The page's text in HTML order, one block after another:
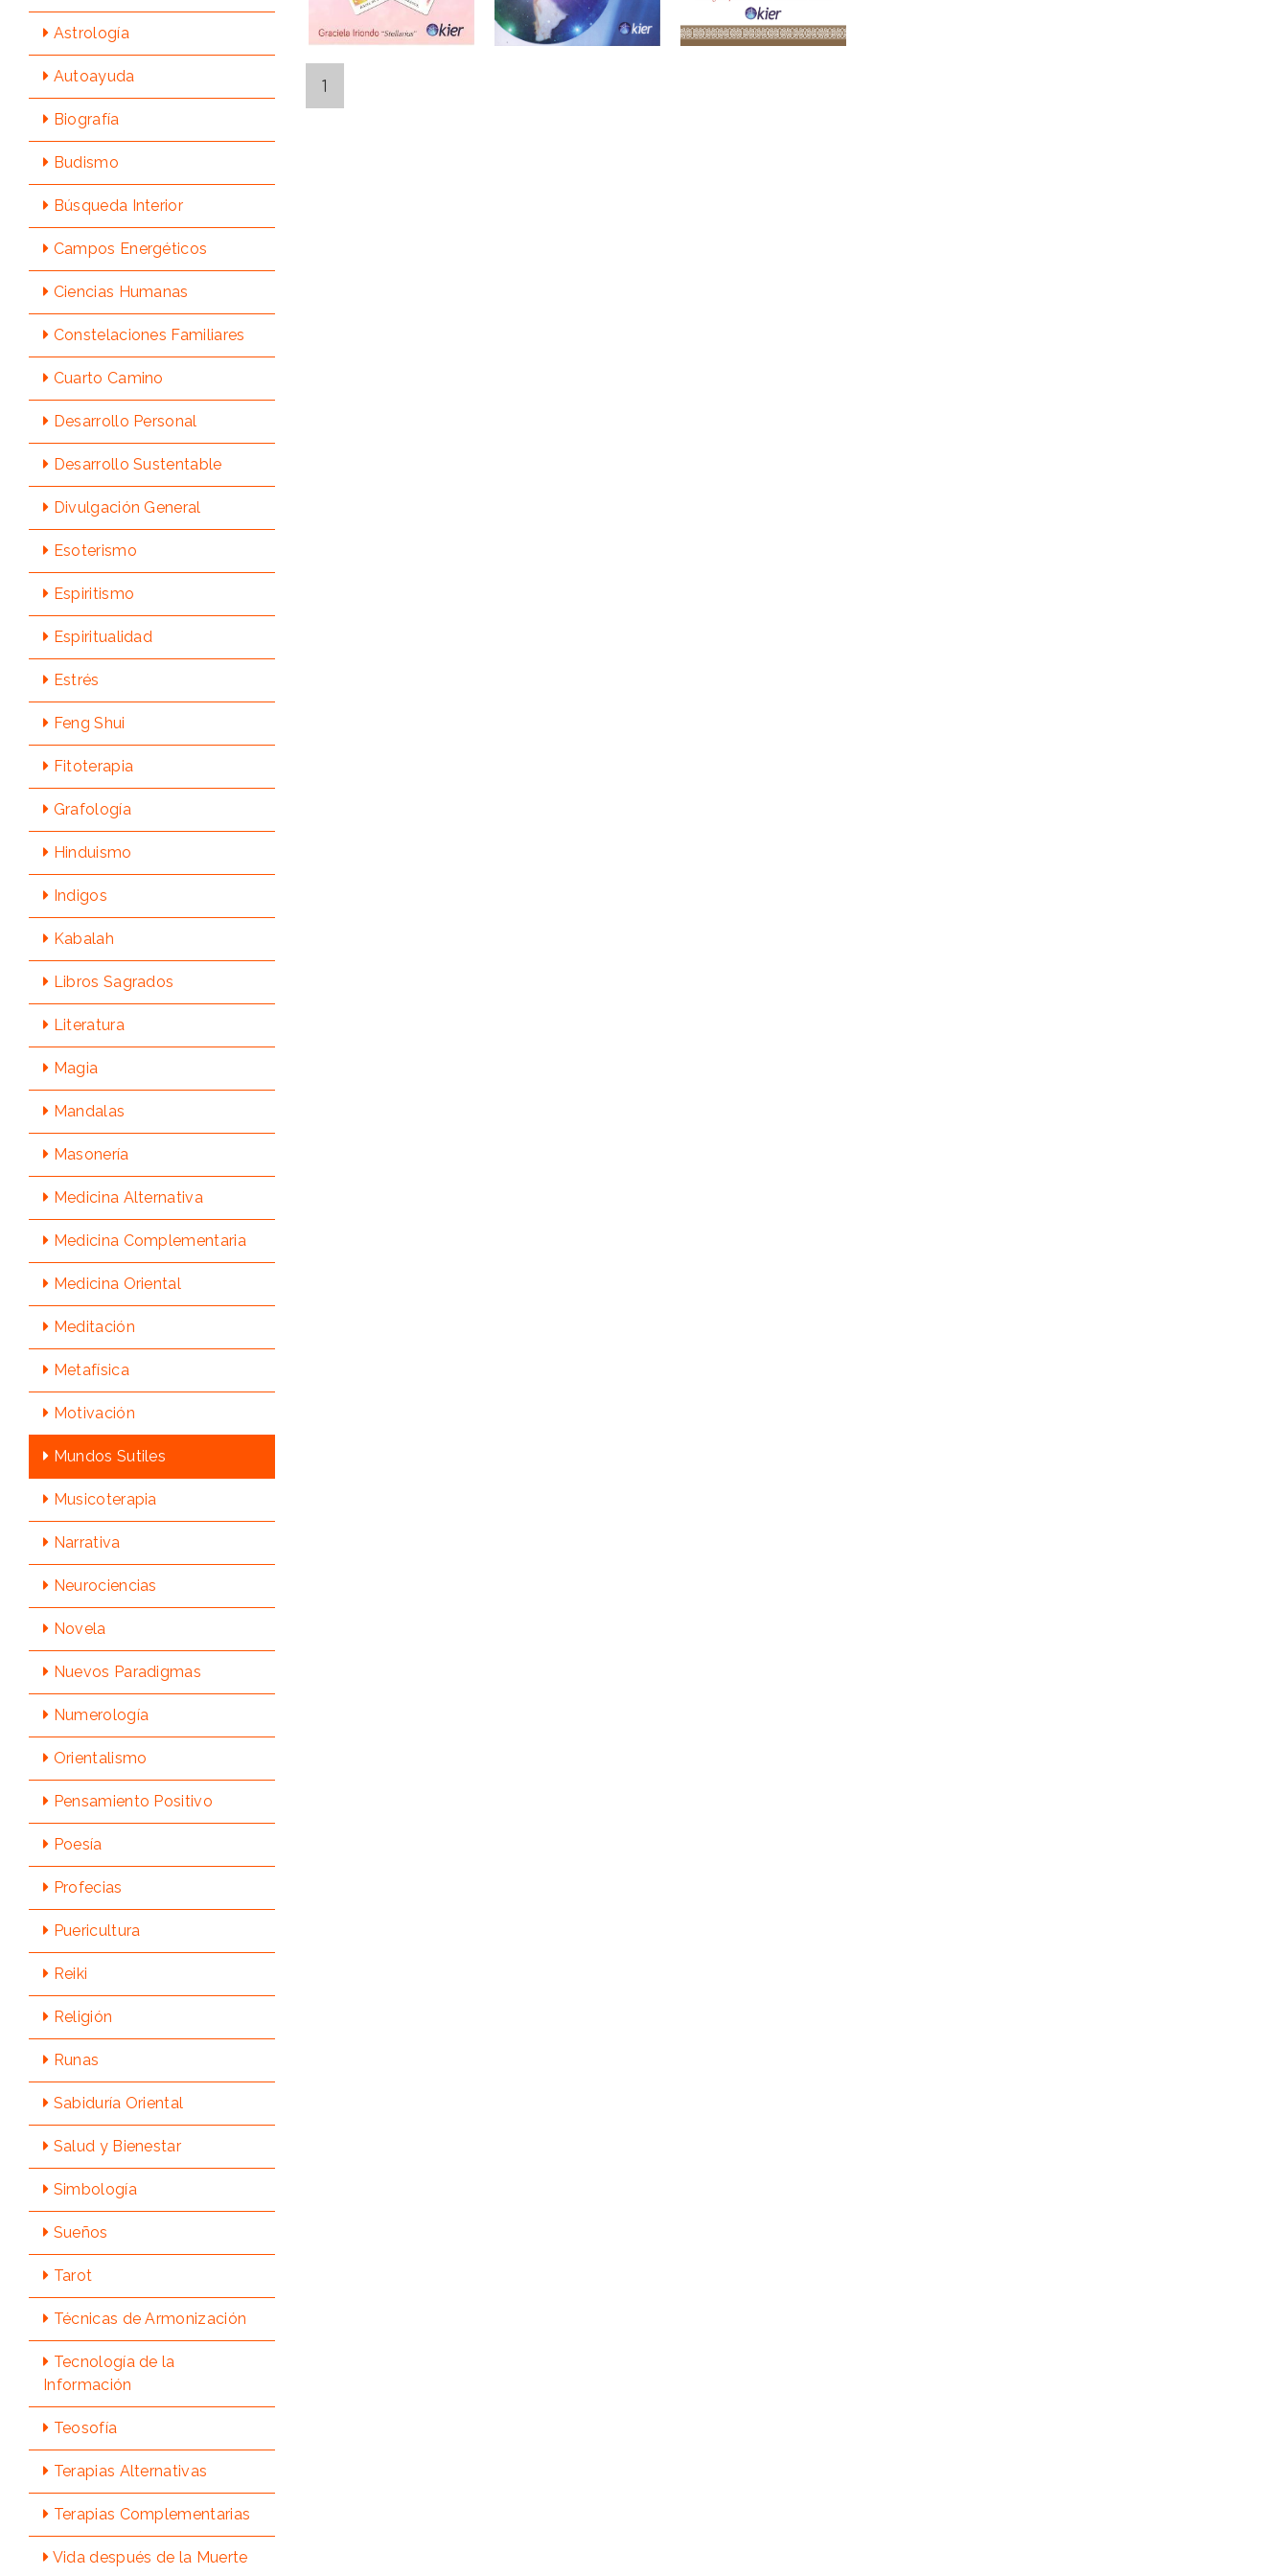
Astrologí­a
Autoayuda
Biografí­a
Budismo
Búsqueda Interior
Campos Energéticos
Ciencias Humanas
Constelaciones Familiares
Cuarto Camino
Desarrollo Personal
Desarrollo Sustentable
Divulgación General
Esoterismo
Espiritismo
Espiritualidad
Estrés
Feng Shui
Fitoterapia
Grafologí­a
Hinduismo
Indigos
Kabalah
Libros Sagrados
Literatura
Magia
Mandalas
Masonería
Medicina Alternativa
Medicina Complementaria
Medicina Oriental
Meditación
Metafísica
Motivación
Mundos Sutiles
Musicoterapia
Narrativa
Neurociencias
Novela
Nuevos Paradigmas
Numerologí­a
Orientalismo
Pensamiento Positivo
Poesía
Profecias
Puericultura
Reiki
Religión
Runas
Sabidurí­a Oriental
Salud y Bienestar
Simbologí­a
Sueños
Tarot
Técnicas de Armonización
Tecnologí­a de la
Información
Teosofí­a
Terapias Alternativas
Terapias Complementarias
Vida después de la Muerte
1